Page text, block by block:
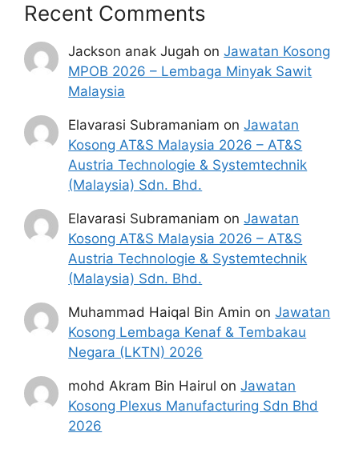
Recent Comments
Jackson anak Jugah onJawatan Kosong
MPOB 2026 – Lembaga Minyak Sawit
Malaysia
Elavarasi Subramaniam onJawatan
Kosong AT&S Malaysia 2026 – AT&S
Austria Technologie & Systemtechnik
(Malaysia) Sdn. Bhd.
Elavarasi Subramaniam onJawatan
Kosong AT&S Malaysia 2026 – AT&S
Austria Technologie & Systemtechnik
(Malaysia) Sdn. Bhd.
Muhammad Haiqal Bin Amin onJawatan
Kosong Lembaga Kenaf & Tembakau
Negara (LKTN) 2026
mohd Akram Bin Hairul onJawatan
Kosong Plexus Manufacturing Sdn Bhd
2026